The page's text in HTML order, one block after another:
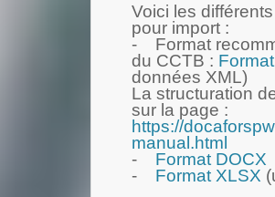
Voici les
pour import :
- Format
du CCTB :
données XML)
La structuration
sur la page :
https://
manual.html
- Format DOCX
- Format XLSX